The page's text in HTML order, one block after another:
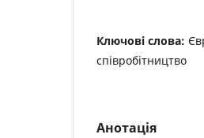
Ключові слова:
співробітництво
Анотація